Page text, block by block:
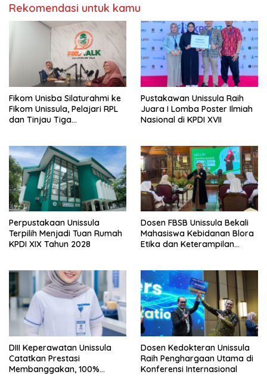
Rekomendasi untuk kamu
Fikom Unisba Silaturahmi ke
Fikom Unissula, Pelajari RPL
dan Tinjau Tiga
Pustakawan Unissula Raih
Juara I Lomba Poster Ilmiah
Nasional di KPDI XVII
Perpustakaan Unissula
Terpilih Menjadi Tuan Rumah
KPDI XIX Tahun 2028
Dosen FBSB Unissula Bekali
Mahasiswa Kebidanan Blora
Etika dan Keterampilan
DIII Keperawatan Unissula
Catatkan Prestasi
Membanggakan, 100%
Dosen Kedokteran Unissula
Raih Penghargaan Utama di
Konferensi Internasional